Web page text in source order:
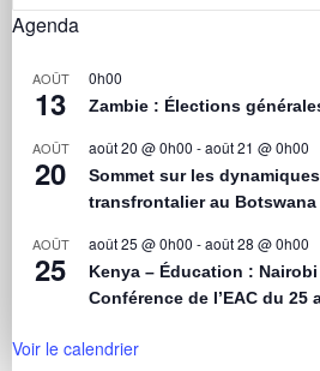
Agenda
AOÛT
13
0h00
Zambie : Élections
AOÛT
20
août 20 @ 0h00 -août 21 @ 0h00
Sommet sur les
transfrontalier au Botswana
AOÛT
25
août 25 @ 0h00 -août 28 @ 0h00
Kenya – Éducation :
Conférence de l’EAC du 25
Voir le calendrier